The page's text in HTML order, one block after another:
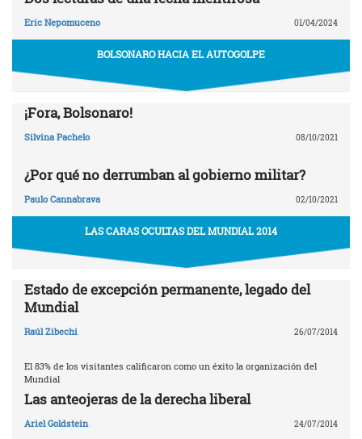
Eric Nepomuceno 01/04/2024
BOLSONARO HACIA EL AUTOGOLPE
¡Fora, Bolsonaro!
Silvina Pachelo 08/10/2021
¿Por qué no derrumban al gobierno militar?
Paulo Cannabrava 02/10/2021
LAS CARAS OCULTAS DEL MUNDIAL 2014
Estado de excepción permanente, legado del
Mundial
Raúl Zibechi 26/07/2014
El 83% de los visitantes calificaron como un éxito la organización del
Mundial
Las anteojeras de la derecha liberal
Ariel Goldstein 24/07/2014